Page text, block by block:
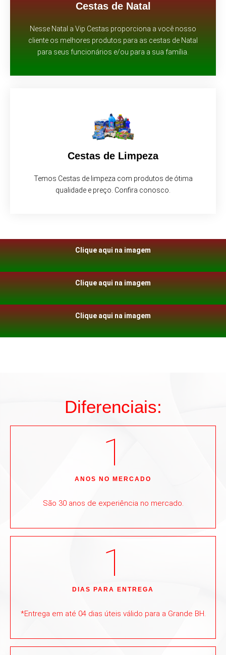
Cestas de Natal
Nesse Natal a Vip Cestas proporciona a você nosso
cliente os melhores produtos para as cestas de Natal
para seus funcionários e/ou para a sua família.
Cestas de Limpeza
Temos Cestas de limpeza com produtos de ótima
qualidade e preço. Confira conosco.
Clique aqui na imagem
Clique aqui na imagem
Clique aqui na imagem
Diferenciais:
ANOS NO MERCADO
1
São 30 anos de experiência no mercado.
DIAS PARA ENTREGA
1
*Entrega em até 04 dias úteis válido para a Grande BH.